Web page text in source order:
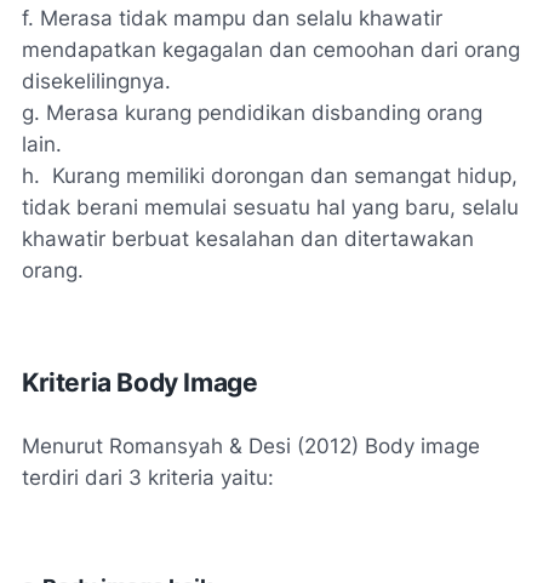
f. Merasa tidak mampu dan selalu khawatir
mendapatkan kegagalan dan cemoohan dari orang
disekelilingnya.
g. Merasa kurang pendidikan disbanding orang
lain.
h. Kurang memiliki dorongan dan semangat hidup,
tidak berani memulai sesuatu hal yang baru, selalu
khawatir berbuat kesalahan dan ditertawakan
orang.
Kriteria Body Image
Menurut Romansyah & Desi (2012) Body image
terdiri dari 3 kriteria yaitu: